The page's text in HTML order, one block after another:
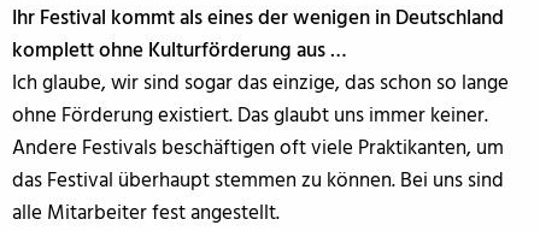
Ihr Festival kommt als eines der wenigen in Deutschland
komplett ohne Kulturförderung aus …
Ich glaube, wir sind sogar das einzige, das schon so lange
ohne Förderung existiert. Das glaubt uns immer keiner.
Andere Festivals beschäftigen oft viele Praktikanten, um
das Festival überhaupt stemmen zu können. Bei uns sind
alle Mitarbeiter fest angestellt.